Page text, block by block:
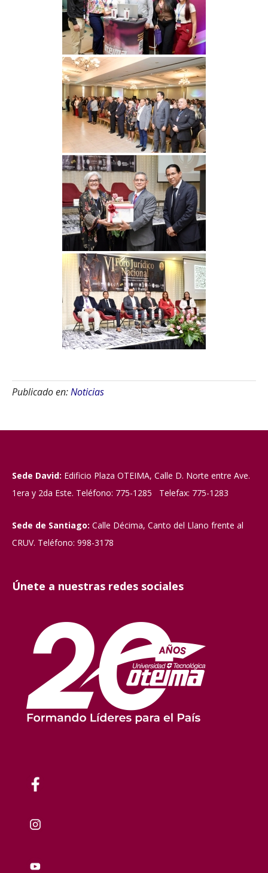
Publicado en:Noticias
Sede David: Edificio Plaza OTEIMA, Calle D. Norte entre Ave.
1era y 2da Este. Teléfono: 775-1285 Telefax: 775-1283
Sede de Santiago: Calle Décima, Canto del Llano frente al
CRUV. Teléfono: 998-3178
Únete a nuestras redes sociales